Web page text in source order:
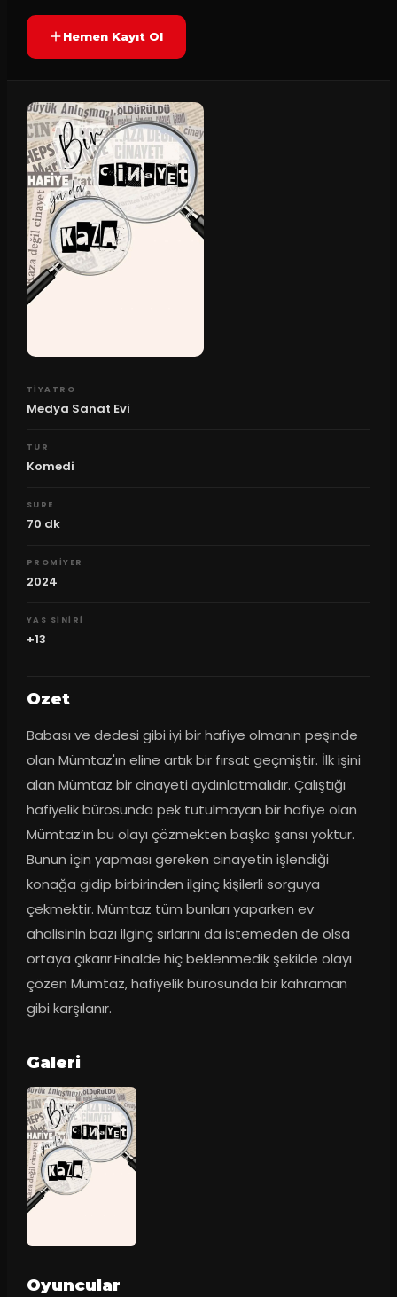
Hemen Kayıt Ol
TIYATRO
Medya Sanat Evi
TUR
Komedi
SURE
70 dk
PROMIYER
2024
YAS SINIRI
+13
Ozet
Babası ve dedesi gibi iyi bir hafiye olmanın peşinde
olan Mümtaz'ın eline artık bir fırsat geçmiştir. İlk işini
alan Mümtaz bir cinayeti aydınlatmalıdır. Çalıştığı
hafiyelik bürosunda pek tutulmayan bir hafiye olan
Mümtaz’ın bu olayı çözmekten başka şansı yoktur.
Bunun için yapması gereken cinayetin işlendiği
konağa gidip birbirinden ilginç kişilerli sorguya
çekmektir. Mümtaz tüm bunları yaparken ev
ahalisinin bazı ilginç sırlarını da istemeden de olsa
ortaya çıkarır.Finalde hiç beklenmedik şekilde olayı
çözen Mümtaz, hafiyelik bürosunda bir kahraman
gibi karşılanır.
Galeri
Oyuncular